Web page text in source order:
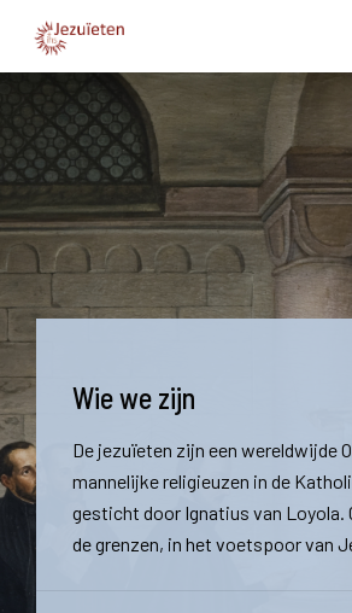
Wie we zijn
De jezuïeten zijn een wereldwijde
mannelijke religieuzen in de
gesticht door Ignatius van Loyola.
de grenzen, in het voetspoor van